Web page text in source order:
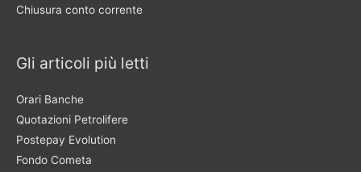
Chiusura conto corrente
Gli articoli più letti
Orari Banche
Quotazioni Petrolifere
Postepay Evolution
Fondo Cometa